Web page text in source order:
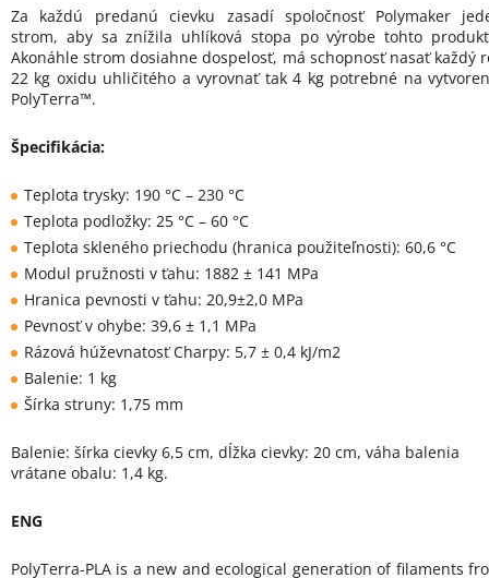
Za každú predanú cievku zasadí spoločnosť Polymaker
strom, aby sa znížila uhlíková stopa po výrobe tohto
Akonáhle strom dosiahne dospelosť, má schopnosť nasať každý
22 kg oxidu uhličitého a vyrovnať tak 4 kg potrebné na
PolyTerra™.
Špecifikácia:
Teplota trysky: 190 °C – 230 °C
Teplota podložky: 25 °C – 60 °C
Teplota skleného priechodu (hranica použiteľnosti): 60,6 °C
Modul pružnosti v ťahu: 1882 ± 141 MPa
Hranica pevnosti v ťahu: 20,9±2,0 MPa
Pevnosť v ohybe: 39,6 ± 1,1 MPa
Rázová húževnatosť Charpy: 5,7 ± 0,4 kJ/m2
Balenie: 1 kg
Šírka struny: 1,75 mm
Balenie: šírka cievky 6,5 cm, dĺžka cievky: 20 cm, váha balenia
vrátane obalu: 1,4 kg.
ENG
PolyTerra-PLA is a new and ecological generation of filaments